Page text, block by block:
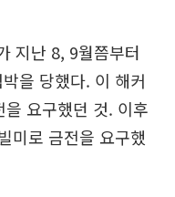
지난 8, 9월쯤부터
을 당했다. 이 해커
요구했던 것. 이후
미로 금전을 요구했